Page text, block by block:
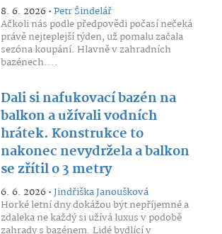
8. 6. 2026 •Petr Šindelář
Ačkoli nás podle předpovědi počasí nečeká
právě nejteplejší týden, už pomalu začala
sezóna koupání. Hlavně v zahradních
bazénech....
Dali si nafukovací bazén na
balkon a užívali vodních
hrátek. Konstrukce to
nakonec nevydržela a balkon
se zřítil o 3 metry
6. 6. 2026 •Jindřiška Janoušková
Horké letní dny dokážou být nepříjemné a
zdaleka ne každý si užívá luxus v podobě
zahrady s bazénem. Lidé bydlící v